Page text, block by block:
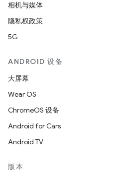
相机与媒体
隐私权政策
5G
ANDROID 设备
大屏幕
Wear OS
ChromeOS 设备
Android for Cars
Android TV
版本